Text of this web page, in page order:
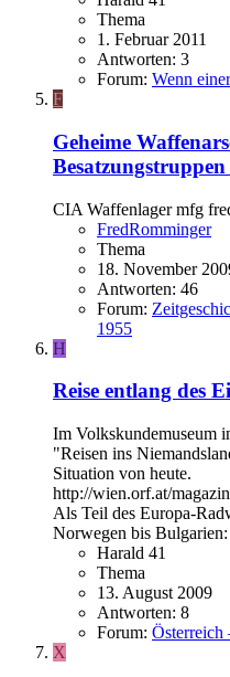
Thema
1. Februar 2011
Antworten: 3
Forum: Wenn
F
Geheime
CIA Waffenlager mfg
FredRomminger
Thema
18. November
Antworten: 46
Forum:
1955
H
Reise entlang des
Im Volkskundemuseum
"Reisen ins
Situation von heute.
http://wien.orf.at/
Als Teil des Europa-
Norwegen bis
Harald 41
Thema
13. August 2009
Antworten: 8
Forum: Österreich
X